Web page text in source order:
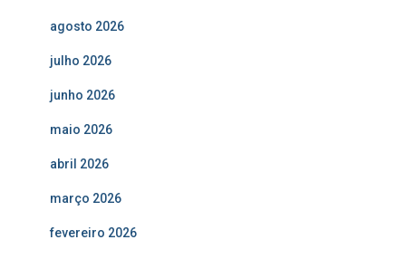
agosto 2026
julho 2026
junho 2026
maio 2026
abril 2026
março 2026
fevereiro 2026